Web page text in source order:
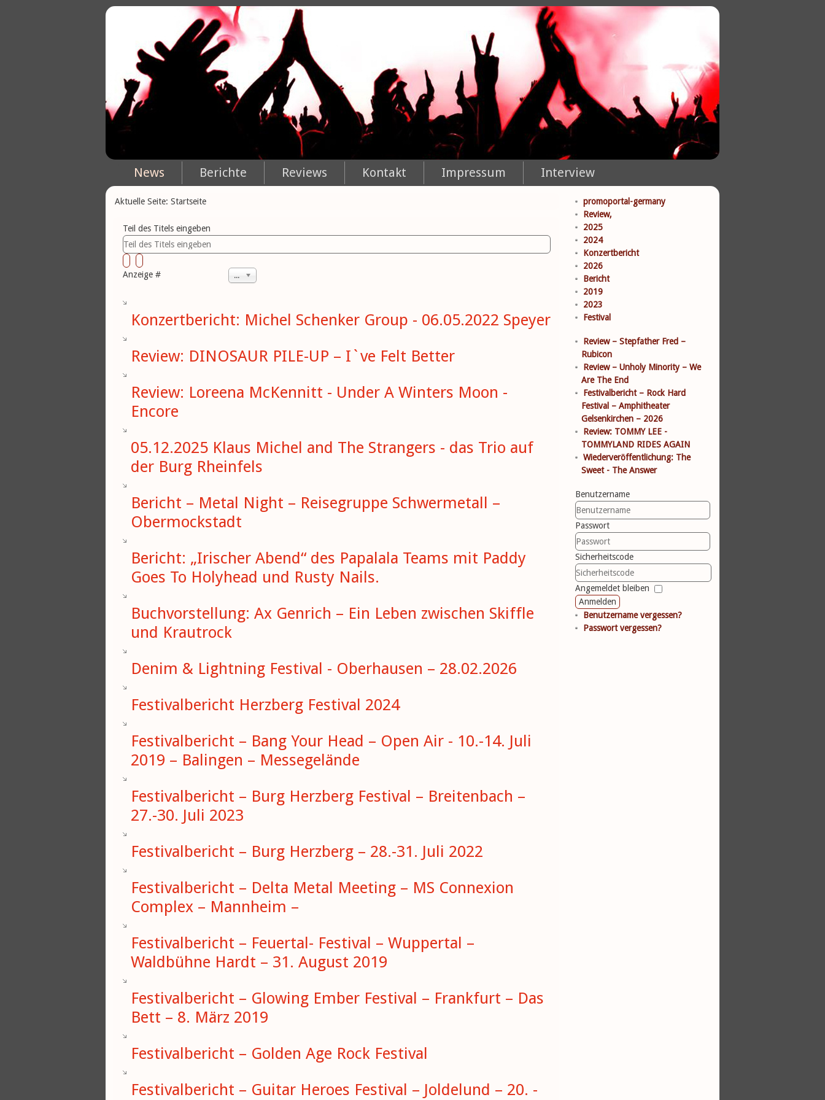
News Berichte Reviews Kontakt Impressum Interview
Aktuelle Seite: Startseite
Teil des Titels eingeben
Anzeige # 20
Konzertbericht: Michel Schenker Group - 06.05.2022 Speyer
Review: DINOSAUR PILE-UP – I`ve Felt Better
Review: Loreena McKennitt - Under A Winters Moon -
Encore
05.12.2025 Klaus Michel and The Strangers - das Trio auf
der Burg Rheinfels
Bericht – Metal Night – Reisegruppe Schwermetall –
Obermockstadt
Bericht: „Irischer Abend“ des Papalala Teams mit Paddy
Goes To Holyhead und Rusty Nails.
Buchvorstellung: Ax Genrich – Ein Leben zwischen Skiffle
und Krautrock
Denim & Lightning Festival - Oberhausen – 28.02.2026
Festivalbericht Herzberg Festival 2024
Festivalbericht – Bang Your Head – Open Air - 10.-14. Juli
2019 – Balingen – Messegelände
Festivalbericht – Burg Herzberg Festival – Breitenbach –
27.-30. Juli 2023
Festivalbericht – Burg Herzberg – 28.-31. Juli 2022
Festivalbericht – Delta Metal Meeting – MS Connexion
Complex – Mannheim –
Festivalbericht – Feuertal- Festival – Wuppertal –
Waldbühne Hardt – 31. August 2019
Festivalbericht – Glowing Ember Festival – Frankfurt – Das
Bett – 8. März 2019
Festivalbericht – Golden Age Rock Festival
Festivalbericht – Guitar Heroes Festival – Joldelund – 20. -
promoportal-germany
Review,
2025
2024
Konzertbericht
2026
Bericht
2019
2023
Festival
Review – Stepfather Fred –
Rubicon
Review – Unholy Minority – We
Are The End
Festivalbericht – Rock Hard
Festival – Amphitheater
Gelsenkirchen – 2026
Review: TOMMY LEE -
TOMMYLAND RIDES AGAIN
Wiederveröffentlichung: The
Sweet - The Answer
Benutzername
Passwort
Sicherheitscode
Angemeldet bleiben
Anmelden
Benutzername vergessen?
Passwort vergessen?